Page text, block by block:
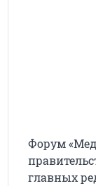
Форум
главных